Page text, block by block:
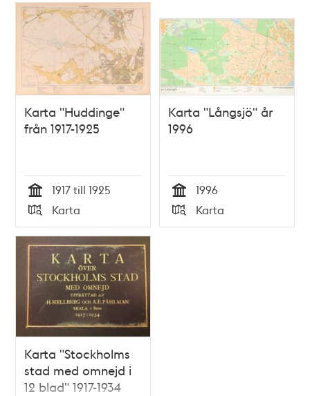
Karta "Huddinge"
från 1917-1925
Tid
1917 till 1925
Typ
Karta
Karta "Långsjö" år
1996
Tid
1996
Typ
Karta
Karta "Stockholms
stad med omnejd i
12 blad" 1917-1934